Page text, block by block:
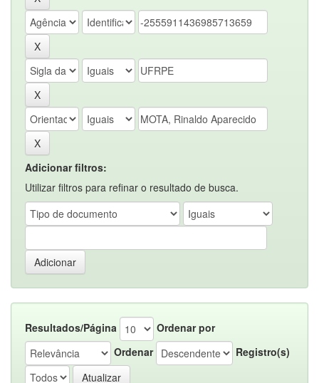
Adicionar filtros:
Utilizar filtros para refinar o resultado de busca.
Resultados/Página
Ordenar por
Ordenar
Registro(s)